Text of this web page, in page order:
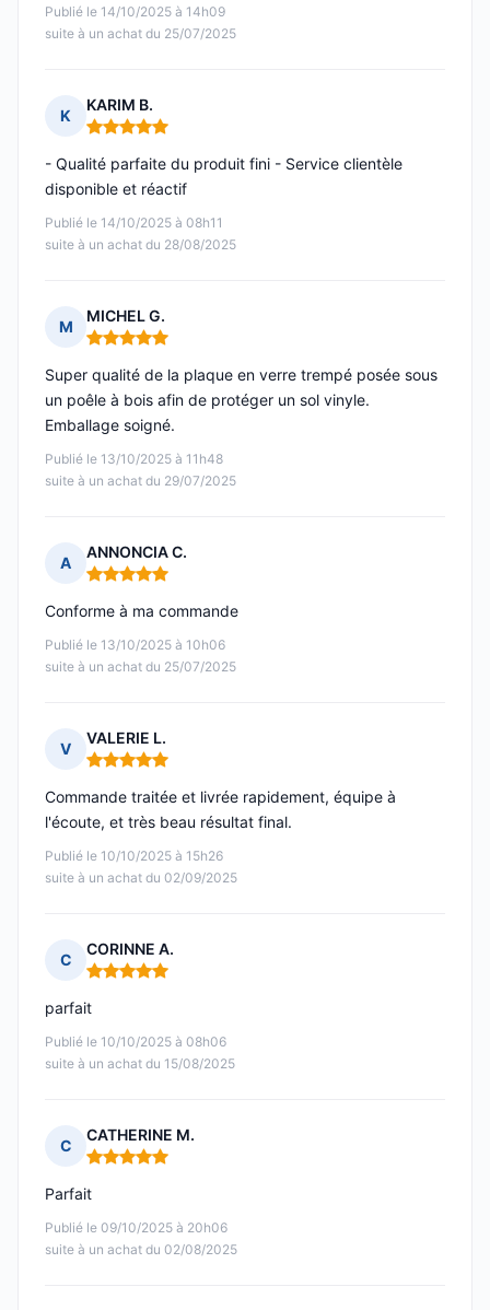
Publié le 14/10/2025 à 14h09
suite à un achat du 25/07/2025
K
KARIM B.
Note : 5 sur 5
Publié le 14/10/2025 à 08h11
suite à un achat du 28/08/2025
- Qualité parfaite du produit fini - Service clientèle
disponible et réactif
M
MICHEL G.
Note : 5 sur 5
Publié le 13/10/2025 à 11h48
suite à un achat du 29/07/2025
Super qualité de la plaque en verre trempé posée sous
un poêle à bois afin de protéger un sol vinyle.
Emballage soigné.
A
ANNONCIA C.
Note : 5 sur 5
Publié le 13/10/2025 à 10h06
suite à un achat du 25/07/2025
Conforme à ma commande
V
VALERIE L.
Note : 5 sur 5
Publié le 10/10/2025 à 15h26
suite à un achat du 02/09/2025
Commande traitée et livrée rapidement, équipe à
l'écoute, et très beau résultat final.
C
CORINNE A.
Note : 5 sur 5
Publié le 10/10/2025 à 08h06
suite à un achat du 15/08/2025
parfait
C
CATHERINE M.
Note : 5 sur 5
Publié le 09/10/2025 à 20h06
suite à un achat du 02/08/2025
Parfait